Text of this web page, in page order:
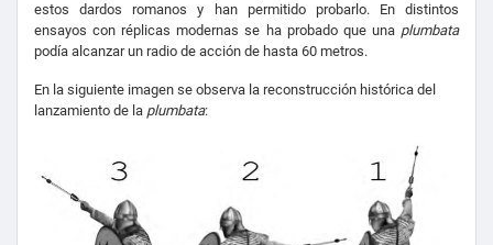
estos dardos romanos y han permitido probarlo. En distintos
ensayos con réplicas modernas se ha probado que una plumbata
podía alcanzar un radio de acción de hasta 60 metros.
En la siguiente imagen se observa la reconstrucción histórica del
lanzamiento de la plumbata: